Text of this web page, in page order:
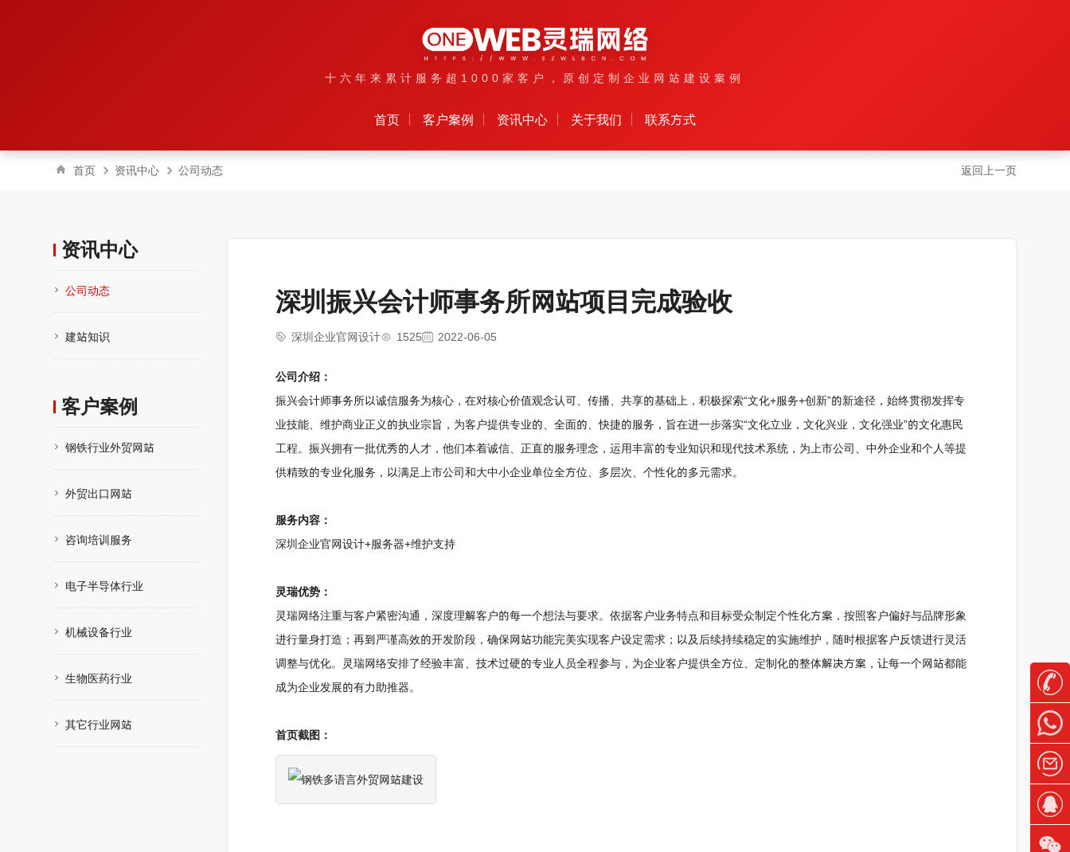
十六年来累计服务超1000家客户，原创定制企业网站建设案例
首页 客户案例 资讯中心 关于我们 联系方式
返回上一页
首页 资讯中心 公司动态
资讯中心
公司动态
建站知识
客户案例
钢铁行业外贸网站
外贸出口网站
咨询培训服务
电子半导体行业
机械设备行业
生物医药行业
其它行业网站
深圳振兴会计师事务所网站项目完成验收
深圳企业官网设计 1525 2022-06-05
公司介绍：
振兴会计师事务所以诚信服务为核心，在对核心价值观念认可、传播、共享的基础上，积极探索“文化+服务+创新”的新途径，始终贯彻发挥专
业技能、维护商业正义的执业宗旨，为客户提供专业的、全面的、快捷的服务，旨在进一步落实“文化立业，文化兴业，文化强业”的文化惠民
工程。振兴拥有一批优秀的人才，他们本着诚信、正直的服务理念，运用丰富的专业知识和现代技术系统，为上市公司、中外企业和个人等提
供精致的专业化服务，以满足上市公司和大中小企业单位全方位、多层次、个性化的多元需求。
服务内容：
深圳企业官网设计+服务器+维护支持
灵瑞优势：
灵瑞网络注重与客户紧密沟通，深度理解客户的每一个想法与要求。依据客户业务特点和目标受众制定个性化方案，按照客户偏好与品牌形象
进行量身打造；再到严谨高效的开发阶段，确保网站功能完美实现客户设定需求；以及后续持续稳定的实施维护，随时根据客户反馈进行灵活
调整与优化。灵瑞网络安排了经验丰富、技术过硬的专业人员全程参与，为企业客户提供全方位、定制化的整体解决方案，让每一个网站都能
成为企业发展的有力助推器。
首页截图：